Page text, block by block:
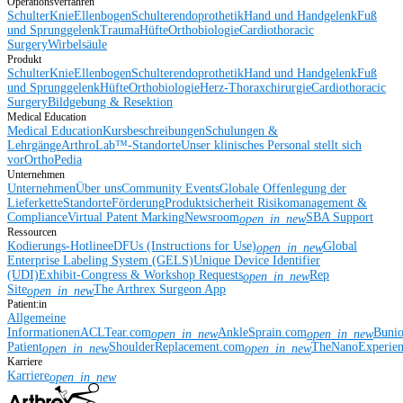
Operationsverfahren
SchulterKnieEllenbogenSchulterendoprothetikHand und HandgelenkFuß
und SprunggelenkTraumaHüfteOrthobiologieCardiothoracic
SurgeryWirbelsäule
Produkt
SchulterKnieEllenbogenSchulterendoprothetikHand und HandgelenkFuß
und SprunggelenkHüfteOrthobiologieHerz-ThoraxchirurgieCardiothoracic
SurgeryBildgebung & Resektion
Medical Education
Medical EducationKursbeschreibungenSchulungen &
LehrgängeArthroLab™-StandorteUnser klinisches Personal stellt sich
vorOrthoPedia
Unternehmen
UnternehmenÜber unsCommunity EventsGlobale Offenlegung der
LieferketteStandorteFörderungProduktsicherheit Risikomanagement &
ComplianceVirtual Patent MarkingNewsroomopen_in_newSBA Support
Ressourcen
Kodierungs-HotlineeDFUs (Instructions for Use)open_in_newGlobal
Enterprise Labeling System (GELS)Unique Device Identifier
(UDI)Exhibit-Congress & Workshop Requestsopen_in_newRep
Siteopen_in_newThe Arthrex Surgeon App
Patient:in
Allgemeine
InformationenACLTear.comopen_in_newAnkleSprain.comopen_in_new
Patientopen_in_newShoulderReplacement.comopen_in_new
Karriere
Karriereopen_in_new